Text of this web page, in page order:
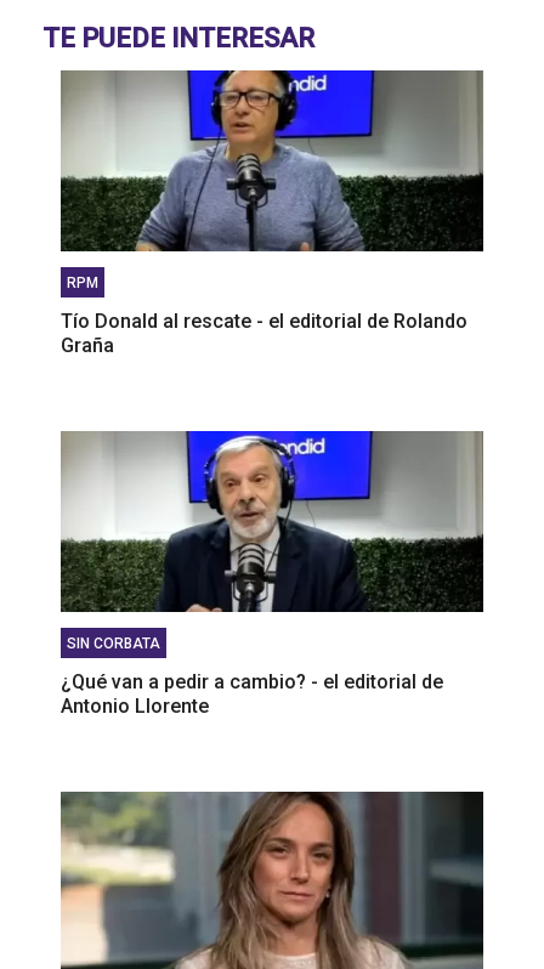
lucha de los trabajadores"
Martín Giannini: "La gente elige su comida por el
bolsillo"
TE PUEDE INTERESAR
RPM
Tío Donald al rescate - el editorial de Rolando
Graña
SIN CORBATA
¿Qué van a pedir a cambio? - el editorial de
Antonio Llorente